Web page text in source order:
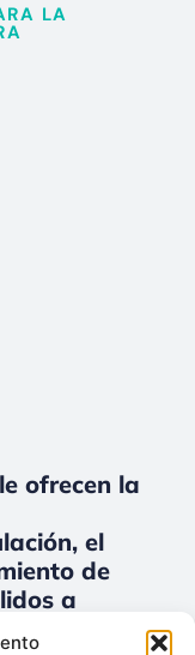
LA
ofrecen la
el
de
a